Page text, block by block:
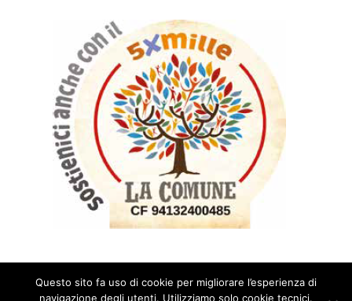
Questo sito fa uso di cookie per migliorare l’esperienza di
navigazione degli utenti. Utilizziamo solo cookie tecnici.